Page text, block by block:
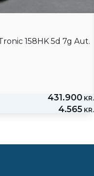
158HK 5d 7g Aut.
431.900 KR.
4.565 KR.